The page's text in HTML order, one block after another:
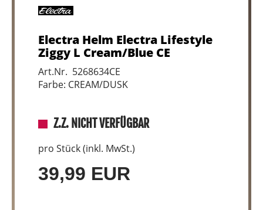
Electra Helm Electra Lifestyle
Ziggy L Cream/Blue CE
Art.Nr. 5268634CE
Farbe: CREAM/DUSK
Z.Z. NICHT VERFÜGBAR
pro Stück (inkl. MwSt.)
39,99 EUR